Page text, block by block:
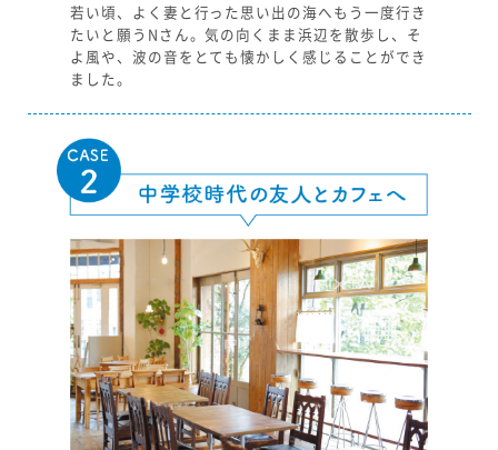
若い頃、よく妻と行った思い出の海へもう一度行き
たいと願うNさん。気の向くまま浜辺を散歩し、そ
よ風や、波の音をとても懐かしく感じることができ
ました。